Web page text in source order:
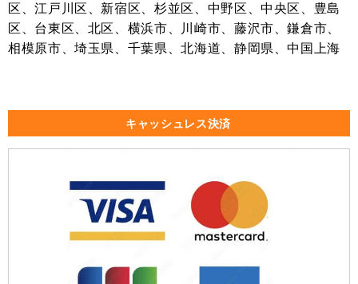
区、江戸川区、新宿区、杉並区、中野区、中央区、豊島
区、台東区、北区、横浜市、川崎市、藤沢市、鎌倉市、
相模原市、埼玉県、千葉県、北海道、静岡県、中国上海
キャッシュレス決済